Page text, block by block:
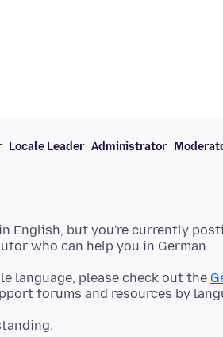
Locale Leader Administrator
English, but you're currently
language, please check out the